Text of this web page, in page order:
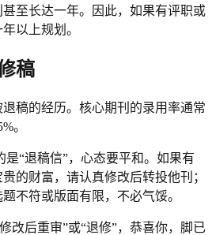
至长达一年。因此，如果有评职或
以上规划。
稿
稿的经历。核心期刊的录用率通常
。
是“退稿信”，心态要平和。如果有
的财富，请认真修改后转投他刊；
不符或版面有限，不必气馁。
改后重审”或“退修”，恭喜你，脚已